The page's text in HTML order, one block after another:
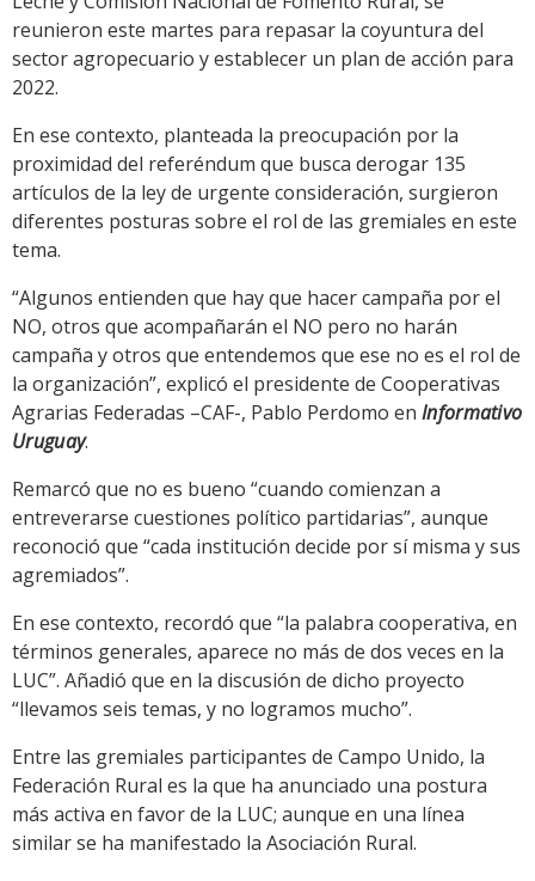
reunieron este martes para repasar la coyuntura del
sector agropecuario y establecer un plan de acción para
2022.
En ese contexto, planteada la preocupación por la
proximidad del referéndum que busca derogar 135
artículos de la ley de urgente consideración, surgieron
diferentes posturas sobre el rol de las gremiales en este
tema.
“Algunos entienden que hay que hacer campaña por el
NO, otros que acompañarán el NO pero no harán
campaña y otros que entendemos que ese no es el rol de
la organización”, explicó el presidente de Cooperativas
Agrarias Federadas –CAF-, Pablo Perdomo en Informativo
Uruguay.
Remarcó que no es bueno “cuando comienzan a
entreverarse cuestiones político partidarias”, aunque
reconoció que “cada institución decide por sí misma y sus
agremiados”.
En ese contexto, recordó que “la palabra cooperativa, en
términos generales, aparece no más de dos veces en la
LUC”. Añadió que en la discusión de dicho proyecto
“llevamos seis temas, y no logramos mucho”.
Entre las gremiales participantes de Campo Unido, la
Federación Rural es la que ha anunciado una postura
más activa en favor de la LUC; aunque en una línea
similar se ha manifestado la Asociación Rural.